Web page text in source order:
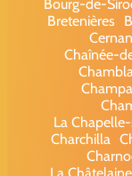
Bourg-de-
Bretenières
Chaînée-
La
Charchilla